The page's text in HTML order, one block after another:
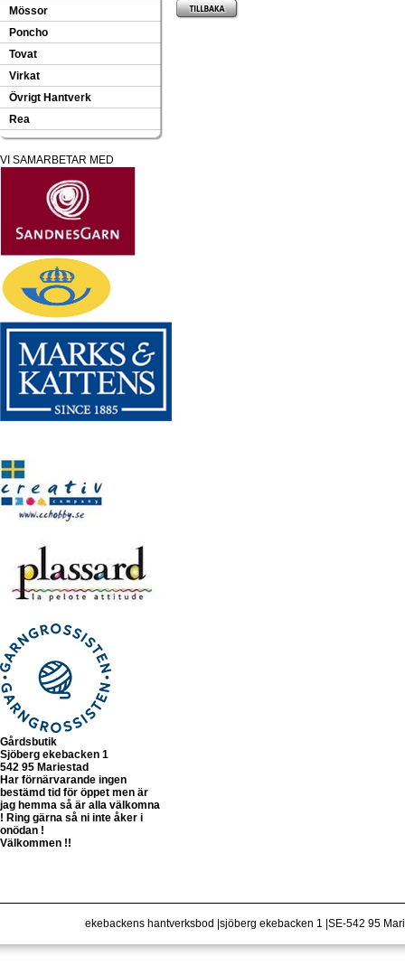
Mössor
Poncho
Tovat
Virkat
Övrigt Hantverk
Rea
VI SAMARBETAR MED
Gårdsbutik
Sjöberg ekebacken 1
542 95 Mariestad
Har förnärvarande ingen
bestämd tid för öppet men är
jag hemma så är alla välkomna
! Ring gärna så ni inte åker i
onödan !
Välkommen !!
ekebackens hantverksbod |sjöberg ekebacken 1 |SE-542 95